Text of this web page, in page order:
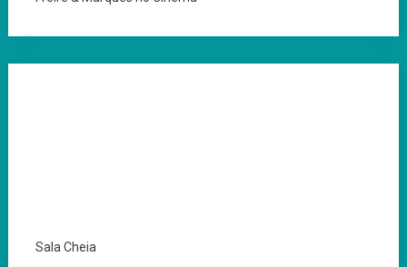
Sala Cheia